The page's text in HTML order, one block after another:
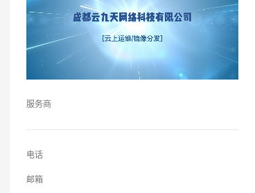
服务商
电话
邮箱